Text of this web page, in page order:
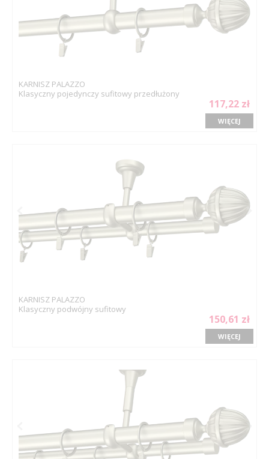
KARNISZ PALAZZO
Klasyczny pojedynczy sufitowy przedłużony
117,22 zł
WIĘCEJ
KARNISZ PALAZZO
Klasyczny podwójny sufitowy
150,61 zł
WIĘCEJ